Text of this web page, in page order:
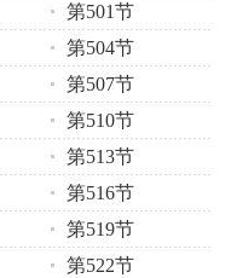
第501节
第504节
第507节
第510节
第513节
第516节
第519节
第522节